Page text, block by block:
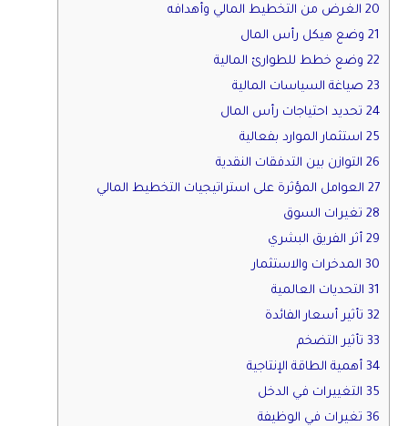
20 الغرض من التخطيط المالي وأهدافه
21 وضع هيكل رأس المال
22 وضع خطط للطوارئ المالية
23 صياغة السياسات المالية
24 تحديد احتياجات رأس المال
25 استثمار الموارد بفعالية
26 التوازن بين التدفقات النقدية
27 العوامل المؤثرة على استراتيجيات التخطيط المالي
28 تغيرات السوق
29 أثر الفريق البشري
30 المدخرات والاستثمار
31 التحديات العالمية
32 تأثير أسعار الفائدة
33 تأثير التضخم
34 أهمية الطاقة الإنتاجية
35 التغييرات في الدخل
36 تغيرات في الوظيفة